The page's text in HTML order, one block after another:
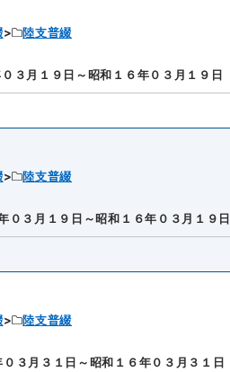
陸支普綴
３月１９日～昭和１６年０３月１９日
陸支普綴
０３月１９日～昭和１６年０３月１９日
陸支普綴
３月３１日～昭和１６年０３月３１日